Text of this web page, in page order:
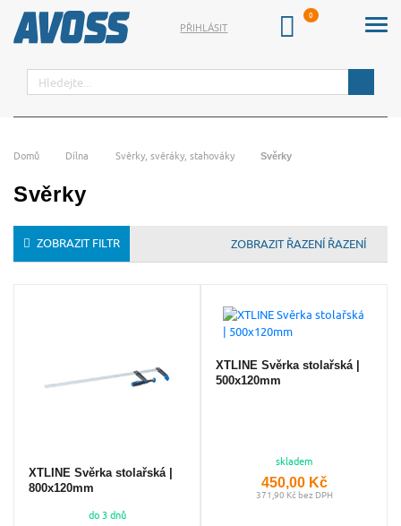
Hledat
PŘIHLÁSIT
Domů Dílna Svěrky, svěráky, stahováky Svěrky
Svěrky
ZOBRAZIT FILTR ŘAZENÍ
XTLINE Svěrka stolařská |
800x120mm
do 3 dnů
XTLINE Svěrka stolařská |
500x120mm
skladem
450,00 Kč
371,90 Kč bez DPH